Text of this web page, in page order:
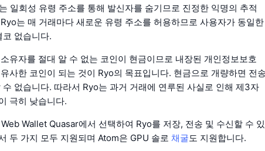
일회성 유령 주소를 통해 발신자를 숨기므로 진정한 익명의 추적
는 매 거래마다 새로운 유령 주소를 허용하므로 사용자가 동일한
없습니다.
유자를 절대 알 수 없는 코인이 현금이므로 내장된 개인정보보호
사한 코인이 되는 것이 Ryo의 목표입니다. 현금으로 개량하면 전송
없습니다. 따라서 Ryo는 과거 거래에 연루된 사실로 인해 제3자
극히 낮습니다.
Wallet Quasar에서 선택하여 Ryo를 저장, 전송 및 수신할 수 있
두 가지 모두 지원되며 Atom은 GPU 솔로 채굴도 지원합니다.